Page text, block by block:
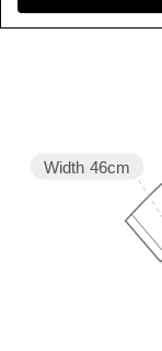
Width 46cm